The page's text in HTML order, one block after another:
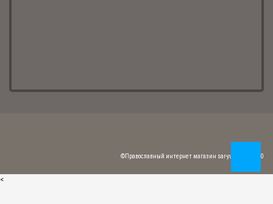
©Православный интернет магазин sar-yuvelir.ru 2020
<